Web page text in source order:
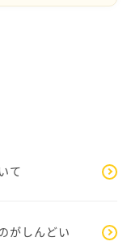
す。
同じになるか
なる！と自分
！ブスになっ
さい！
て
がしんどい